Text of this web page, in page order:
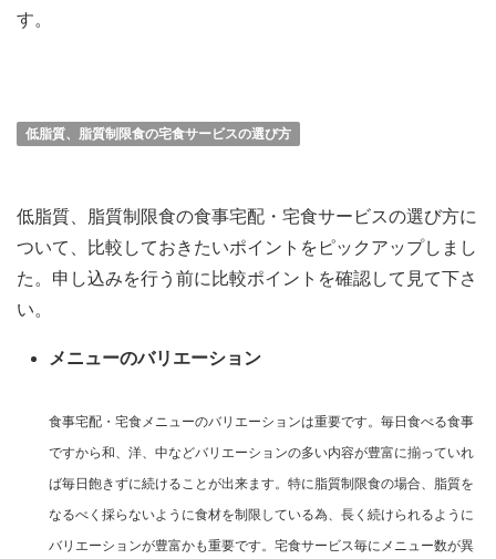
す。
低脂質、脂質制限食の宅食サービスの選び方
低脂質、脂質制限食の食事宅配・宅食サービスの選び方に
ついて、比較しておきたいポイントをピックアップしまし
た。申し込みを行う前に比較ポイントを確認して見て下さ
い。
メニューのバリエーション
食事宅配・宅食メニューのバリエーションは重要です。毎日食べる食事
ですから和、洋、中などバリエーションの多い内容が豊富に揃っていれ
ば毎日飽きずに続けることが出来ます。特に脂質制限食の場合、脂質を
なるべく採らないように食材を制限している為、長く続けられるように
バリエーションが豊富かも重要です。宅食サービス毎にメニュー数が異